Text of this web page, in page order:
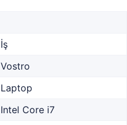
İş
Vostro
Laptop
Intel Core i7